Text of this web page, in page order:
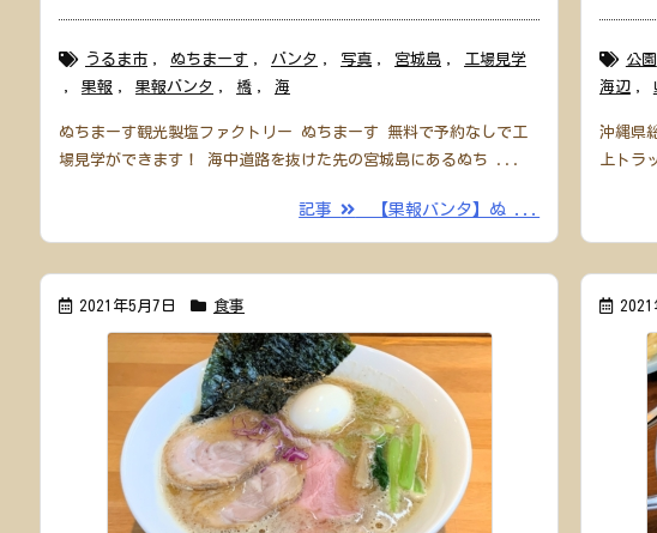
うるま市 ぬちまーす バンタ 写真 宮城島
工場見学
果報 果報バンタ 橋 海
ぬちまーす観光製塩ファクトリー ぬちまーす 無料で予約なしで工
場見学ができます！ 海中道路を抜けた先の宮城島にあるぬち ...
記事 【果報バンタ】ぬ ...
公園
海辺
沖縄県
上トラ
2021年5月7日 食事 2021